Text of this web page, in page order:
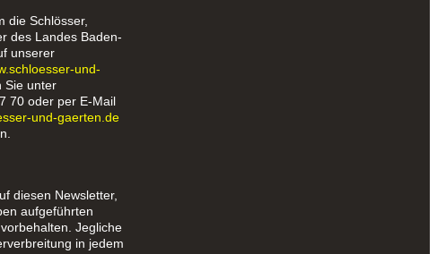
die Schlösser,
des Landes Baden-
unserer
und-
Sie unter
70 oder per E-Mail
und-gaerten.de
diesen Newsletter,
aufgeführten
Jegliche
in jedem